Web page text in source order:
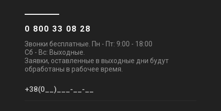
0 800 33 08 28
Звонки бесплатные. Пн - Пт: 9:00 - 18:00
Сб - Вс: Выходные.
Заявки, оставленные в выходные дни будут
обработаны в рабочее время.